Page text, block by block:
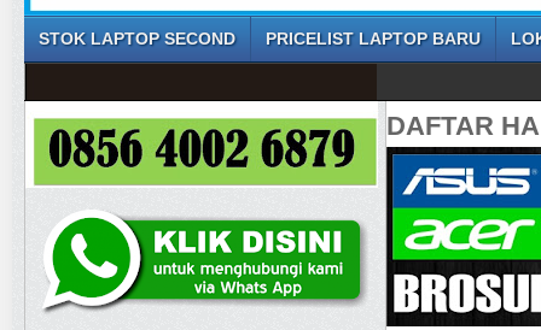
STOK LAPTOP SECOND PRICELIST LAPTOP BARU
DAFTAR